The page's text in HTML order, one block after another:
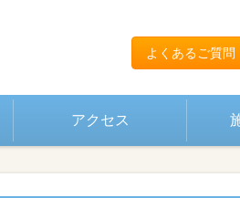
よくあるご質問
アクセス